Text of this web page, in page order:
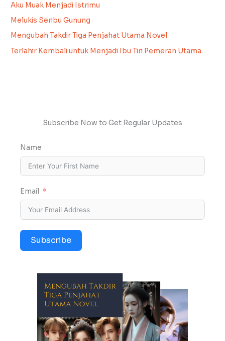
Aku Muak Menjadi Istrimu
Melukis Seribu Gunung
Mengubah Takdir Tiga Penjahat Utama Novel
Terlahir Kembali untuk Menjadi Ibu Tiri Pemeran Utama
Subscribe Now to Get Regular Updates
Name
Email
Subscribe